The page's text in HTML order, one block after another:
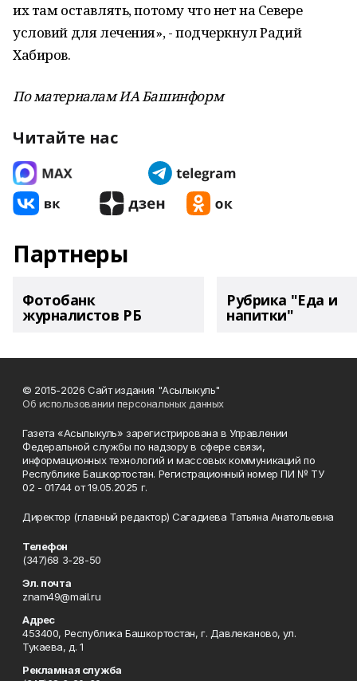
их там оставлять, потому что нет на Севере
условий для лечения», - подчеркнул Радий
Хабиров.
По материалам ИА Башинформ
Читайте нас
Партнеры
Фотобанк
журналистов РБ
Рубрика "Еда и
напитки"
© 2015-2026 Сайт издания "Асылыкуль"
Об использовании персональных данных
Газета «Асылыкуль» зарегистрирована в Управлении
Федеральной службы по надзору в сфере связи,
информационных технологий и массовых коммуникаций по
Республике Башкортостан. Регистрационный номер ПИ № ТУ
02 - 01744 от 19.05.2025 г.
Директор (главный редактор) Сагадиева Татьяна Анатольевна
Телефон
(347)68 3-28-50
Эл. почта
znam49@mail.ru
Адрес
453400, Республика Башкортостан, г. Давлеканово, ул.
Тукаева, д. 1
Рекламная служба